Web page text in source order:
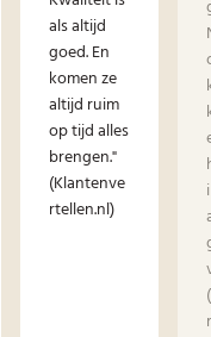
als altijd
goed. En
komen ze
altijd ruim
op tijd alles
brengen."
(Klantenve
rtellen.nl)